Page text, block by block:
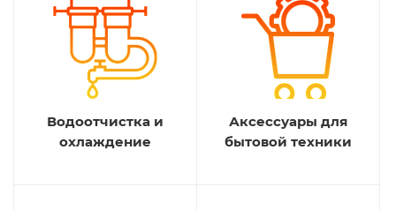
Водоотчистка и
охлаждение
Аксессуары для
бытовой техники